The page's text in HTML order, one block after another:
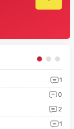
1
0
2
1